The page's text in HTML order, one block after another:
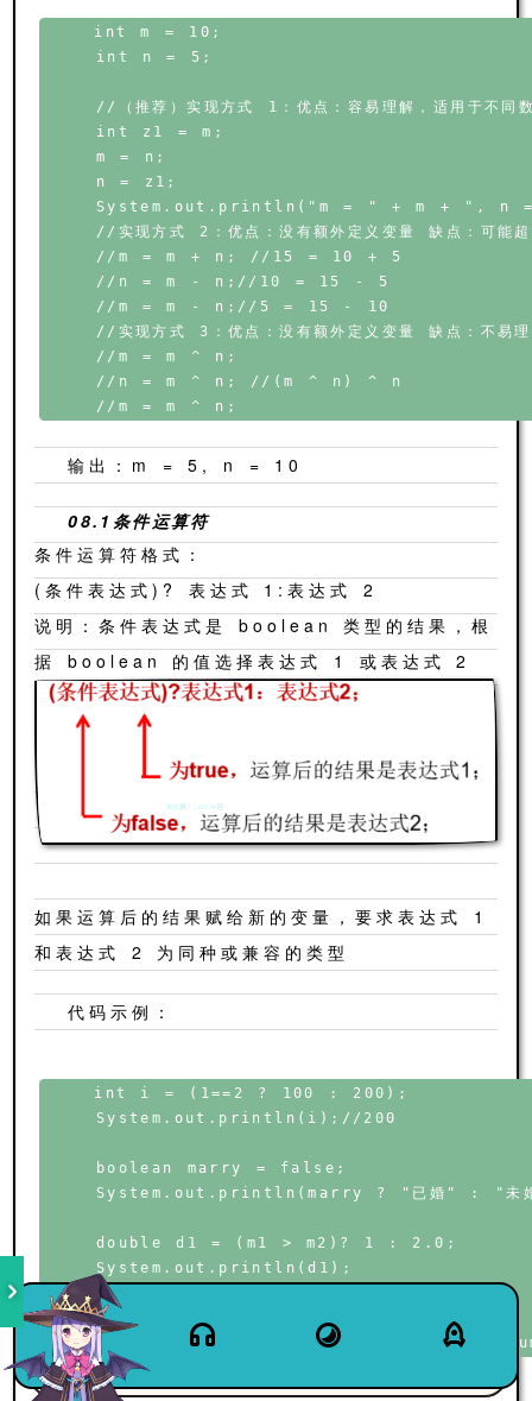
    int m = 10;
    int n = 5;
//（推荐）实现方式 1：优点：容易理解，适用于不同
    int z1 = m;
    m = n;
    n = z1;
System.out.println("m = " + m + ", n
//实现方式 2：优点：没有额外定义变量 缺点：可能
    //m = m + n; //15 = 10 + 5
    //n = m - n;//10 = 15 - 5
    //m = m - n;//5 = 15 - 10
//实现方式 3：优点：没有额外定义变量 缺点：不易理
    //m = m ^ n;
    //n = m ^ n; //(m ^ n) ^ n
输出：m = 5, n = 10
08.1条件运算符
条件运算符格式：
(条件表达式)? 表达式 1:表达式 2
说明：条件表达式是 boolean 类型的结果，根
据 boolean 的值选择表达式 1 或表达式 2
如果运算后的结果赋给新的变量，要求表达式 1
和表达式 2 为同种或兼容的类型
代码示例：
    int i = (1==2 ? 100 : 200);
    System.out.println(i);//200
    boolean marry = false;
System.out.println(marry ? "已婚" : "未
    double d1 = (m1 > m2)? 1 : 2.0;
    System.out.println(d1);
    int num = 12;